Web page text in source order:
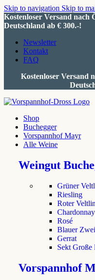
Skip to navigation Skip to
Kostenloser Versand nach
Deutschland ab € 300.-!
Newsletter
Kontakt
FAQ
Kostenloser Versand
Shop
Buchegger
Vorspannhof Mayr
Alle Weine
Weingut
Grüner
Riesling
Roter
Chardonnay
Rosé
Blauer
Gerrat
Sekt Große
Vorspannhof